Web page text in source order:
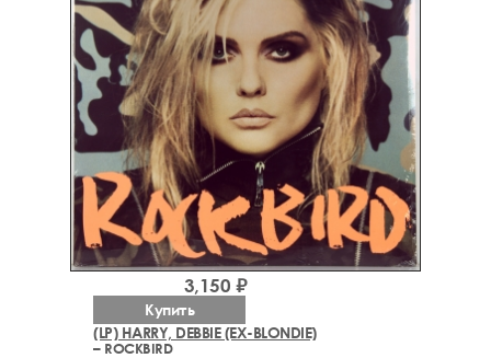
(LP) HARRY, DEBBIE (EX-BLONDIE)
– ROCKBIRD
3,150 ₽
Купить